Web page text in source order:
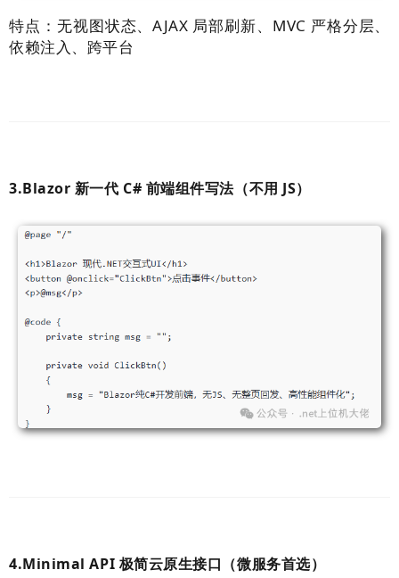
特点：无视图状态、AJAX 局部刷新、MVC 严格分层、
依赖注入、跨平台
3.Blazor 新一代 C# 前端组件写法（不用 JS）
4.Minimal API 极简云原生接口（微服务首选）